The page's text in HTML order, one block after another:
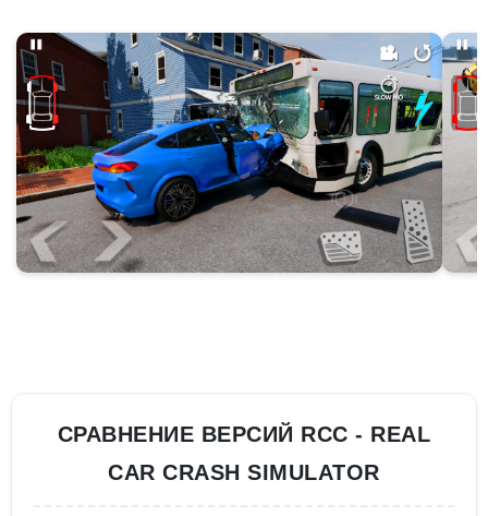
СРАВНЕНИЕ ВЕРСИЙ RCC - REAL
CAR CRASH SIMULATOR